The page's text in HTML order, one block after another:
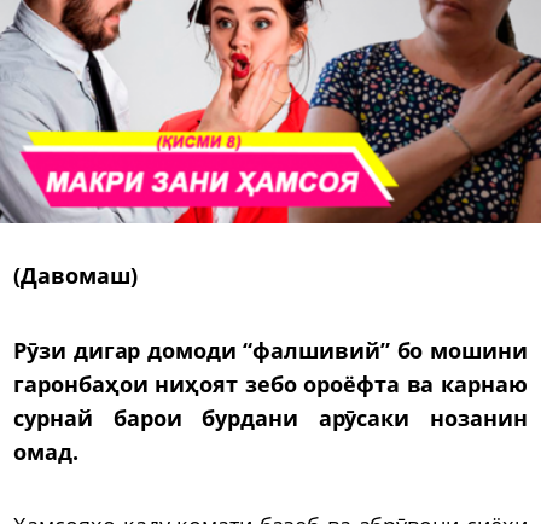
(Давомаш)
Рӯзи дигар домоди “фалшивий” бо мошини
гаронбаҳои ниҳоят зебо ороёфта ва карнаю
сурнай барои бурдани арӯсаки нозанин
омад.